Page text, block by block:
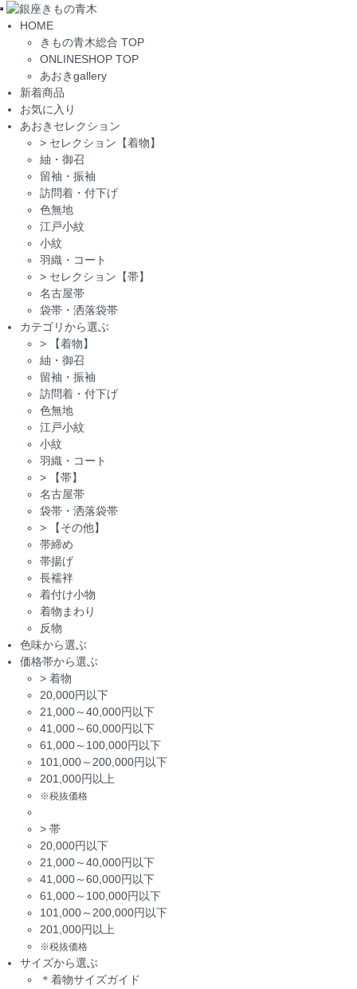
Toggle
navigation
HOME
きもの青木総合 TOP
ONLINESHOP TOP
あおきgallery
新着商品
お気に入り
あおきセレクション
> セレクション【着物】
紬・御召
留袖・振袖
訪問着・付下げ
色無地
江戸小紋
小紋
羽織・コート
> セレクション【帯】
名古屋帯
袋帯・洒落袋帯
カテゴリから選ぶ
>
【着物】
紬・御召
留袖・振袖
訪問着・付下げ
色無地
江戸小紋
小紋
羽織・コート
>
【帯】
名古屋帯
袋帯・洒落袋帯
>
【その他】
帯締め
帯揚げ
長襦袢
着付け小物
着物まわり
反物
色味から選ぶ
価格帯から選ぶ
> 着物
20,000円以下
21,000～40,000円以下
41,000～60,000円以下
61,000～100,000円以下
101,000～200,000円以下
201,000円以上
※税抜価格
> 帯
20,000円以下
21,000～40,000円以下
41,000～60,000円以下
61,000～100,000円以下
101,000～200,000円以下
201,000円以上
※税抜価格
サイズから選ぶ
＊着物サイズガイド